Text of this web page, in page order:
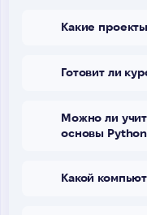
Какие
Готовит ли
Можно ли
основы
Какой